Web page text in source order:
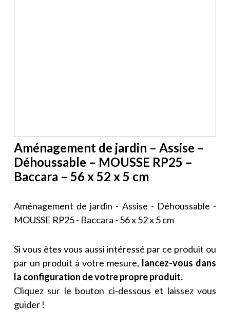
Aménagement de jardin – Assise –
Déhoussable – MOUSSE RP25 –
Baccara – 56 x 52 x 5 cm
Aménagement de jardin - Assise - Déhoussable -
MOUSSE RP25 - Baccara - 56 x 52 x 5 cm
Si vous êtes vous aussi intéressé par ce produit ou
par un produit à votre mesure, lancez-vous dans
la configuration de votre propre produit.
Cliquez sur le bouton ci-dessous et laissez vous
guider !